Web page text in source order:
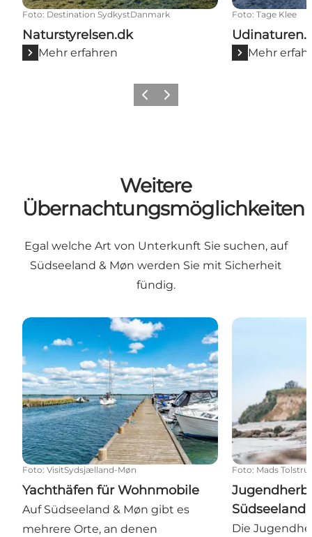
Foto: Destination SydkystDanmark
Naturstyrelsen.dk
Mehr erfahren
Foto: Tage Klee
Mehr
ZurückWeiter
Weitere
Übernachtungsmöglichkeiten
Egal welche Art von Unterkunft Sie suchen, auf
Südseeland & Møn werden Sie mit Sicherheit
fündig.
Yachthäfen für Wohnmobile
Foto: VisitSydsjælland-Møn
Yachthäfen für Wohnmobile
Auf Südseeland & Møn gibt es
mehrere Orte, an denen
Foto: Mads
Südseeland
Die